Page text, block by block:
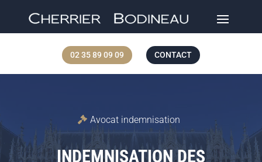
02 35 89 09 09 CONTACT
Avocat indemnisation
INDEMNISATION DES